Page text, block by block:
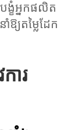
ង្ខំ​អ្នកផលិត​
ឱ្យ​តម្លៃដែក​
ារ​